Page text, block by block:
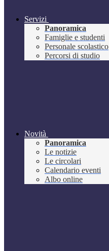
Servizi
Panoramica
Famiglie e studenti
Personale scolastico
Percorsi di studio
Novità
Panoramica
Le notizie
Le circolari
Calendario eventi
Albo online